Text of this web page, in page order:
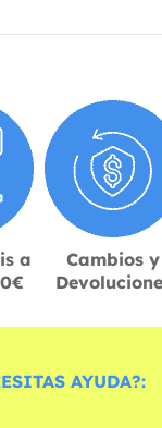
a
Cambios y
AYUDA?: